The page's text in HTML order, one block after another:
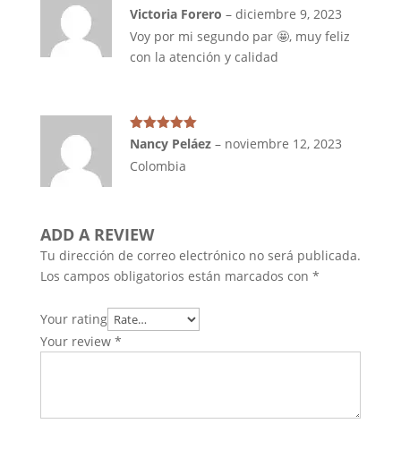
Valorado en
Victoria Forero – diciembre 9, 2023
Voy por mi segundo par 🤩, muy feliz
con la atención y calidad
Valorado en
de 5
Nancy Peláez – noviembre 12, 2023
Colombia
ADD A REVIEW
Tu dirección de correo electrónico no será publicada.
Los campos obligatorios están marcados con *
Your rating
Your review *